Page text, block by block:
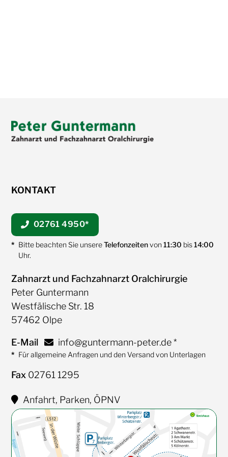
KONTAKT
02761 4950*
Bitte beachten Sie unsereTelefonzeitenvon11:30 bis14:00
Uhr.
Zahnarzt und Fachzahnarzt Oralchirurgie
Peter Guntermann
Westfälische Str. 18
57462 Olpe
E-Mail info@guntermann-peter.de*
Für allgemeine Anfragen und den Versand von Unterlagen
Fax 02761 1295
Anfahrt, Parken, ÖPNV